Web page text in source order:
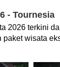
- Tournesia
2026 terkini
paket wisata